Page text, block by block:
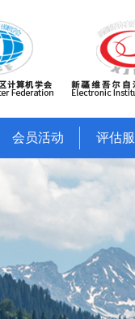
会员活动 评估